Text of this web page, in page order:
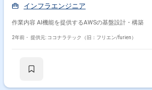
インフラエンジニア
作業内容 AI機能を提供するAWSの基盤設計・構築
2年前・ 提供元: ココナラテック（旧：フリエン/furien）